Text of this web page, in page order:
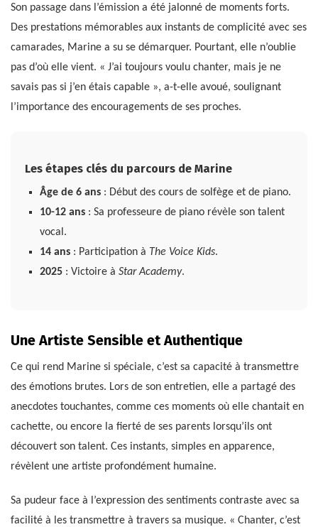
Son passage dans l’émission a été jalonné de moments forts.
Des prestations mémorables aux instants de complicité avec ses
camarades, Marine a su se démarquer. Pourtant, elle n’oublie
pas d’où elle vient. « J’ai toujours voulu chanter, mais je ne
savais pas si j’en étais capable », a-t-elle avoué, soulignant
l’importance des encouragements de ses proches.
Les étapes clés du parcours de Marine
Âge de 6 ans: Début des cours de solfège et de piano.
10-12 ans: Sa professeure de piano révèle son talent
vocal.
14 ans: Participation à The Voice Kids.
2025: Victoire à Star Academy.
Une Artiste Sensible et Authentique
Ce qui rend Marine si spéciale, c’est sa capacité à transmettre
des émotions brutes. Lors de son entretien, elle a partagé des
anecdotes touchantes, comme ces moments où elle chantait en
cachette, ou encore la fierté de ses parents lorsqu’ils ont
découvert son talent. Ces instants, simples en apparence,
révèlent une artiste profondément humaine.
Sa pudeur face à l’expression des sentiments contraste avec sa
facilité à les transmettre à travers sa musique. « Chanter, c’est